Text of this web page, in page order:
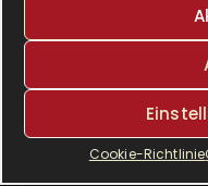
Cookie-Richtlinie
Krups